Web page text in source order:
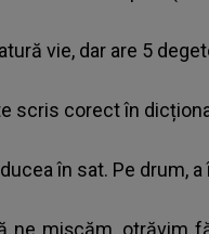
vie, dar are 5
scris corect în
în sat. Pe drum,
ne mișcăm, otrăvim